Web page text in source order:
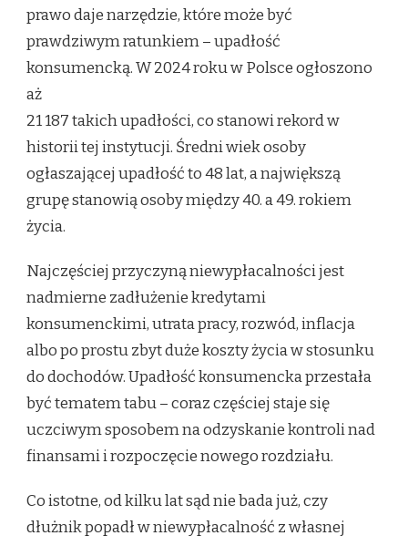
prawo daje narzędzie, które może być
prawdziwym ratunkiem – upadłość
konsumencką. W 2024 roku w Polsce ogłoszono
aż
21 187 takich upadłości, co stanowi rekord w
historii tej instytucji. Średni wiek osoby
ogłaszającej upadłość to 48 lat, a największą
grupę stanowią osoby między 40. a 49. rokiem
życia.
Najczęściej przyczyną niewypłacalności jest
nadmierne zadłużenie kredytami
konsumenckimi, utrata pracy, rozwód, inflacja
albo po prostu zbyt duże koszty życia w stosunku
do dochodów. Upadłość konsumencka przestała
być tematem tabu – coraz częściej staje się
uczciwym sposobem na odzyskanie kontroli nad
finansami i rozpoczęcie nowego rozdziału.
Co istotne, od kilku lat sąd nie bada już, czy
dłużnik popadł w niewypłacalność z własnej